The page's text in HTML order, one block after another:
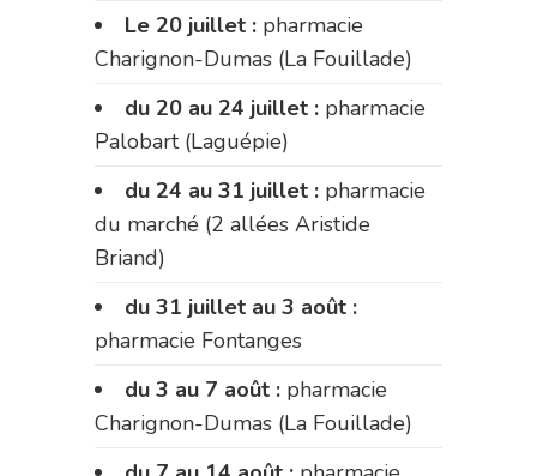
Le 20 juillet : pharmacie
Charignon-Dumas (La Fouillade)
du 20 au 24 juillet : pharmacie
Palobart (Laguépie)
du 24 au 31 juillet : pharmacie
du marché (2 allées Aristide
Briand)
du 31 juillet au 3 août :
pharmacie Fontanges
du 3 au 7 août : pharmacie
Charignon-Dumas (La Fouillade)